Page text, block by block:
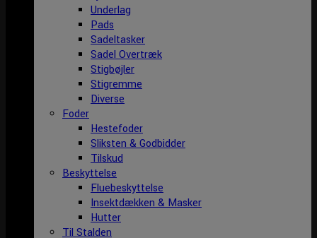
Underlag
Pads
Sadeltasker
Sadel Overtræk
Stigbøjler
Stigremme
Diverse
Foder
Hestefoder
Sliksten & Godbidder
Tilskud
Beskyttelse
Fluebeskyttelse
Insektdækken & Masker
Hutter
Til Stalden